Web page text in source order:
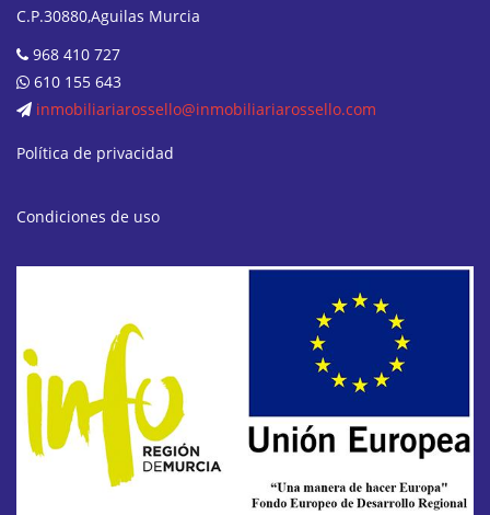
C.P.30880,Aguilas Murcia
968 410 727
610 155 643
inmobiliariarossello@inmobiliariarossello.com
Política de privacidad
Condiciones de uso